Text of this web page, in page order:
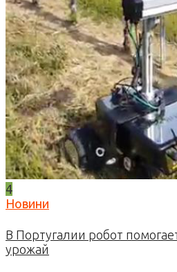
4
Новини
В Португалии робот
урожай